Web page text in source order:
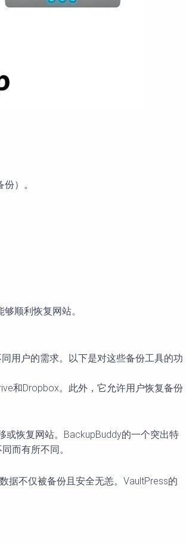
）。
顺利恢复网站。
用户的需求。以下是对这些备份工具的功
和Dropbox。此外，它允许用户恢复备份
或恢复网站。BackupBuddy的一个突出特
而有所不同。
据不仅被备份且安全无恙。VaultPress的